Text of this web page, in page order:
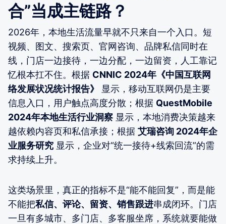
合”当成主链路？
2026年，本地生活流量早就不只来自一个入口。短
视频、图文、搜索页、官网咨询、品牌私信同时在
线，门店一边接待，一边分配，一边留资，人工靠记
忆根本扛不住。根据 CNNIC 2024年《中国互联网
络发展状况统计报告》
显示，移动互联网仍是主要
信息入口，用户触点高度分散；根据 QuestMobile
2024年本地生活行业洞察 显示，本地消费决策越来
越依赖内容页和私信承接；根据 艾瑞咨询 2024年企
业服务研究 显示，企业对“统一接待+线索回流”的需
求持续上升。
这类场景里，真正的指标不是“能不能回复”，而是能
不能把私信、评论、留资、销售跟进串成闭环。门店
一旦有多城市、多门店、多客服坐席，系统就要能做